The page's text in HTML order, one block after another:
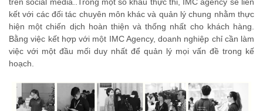
kết với các đối tác chuyên môn khác và quản lý chung nhằm thực
hiện một chiến dịch hoàn thiện và thống nhất cho khách hàng.
Bằng việc kết hợp với một IMC Agency, doanh nghiệp chỉ cần làm
việc với một đầu mối duy nhất để quản lý mọi vấn đề trong kế
hoạch.